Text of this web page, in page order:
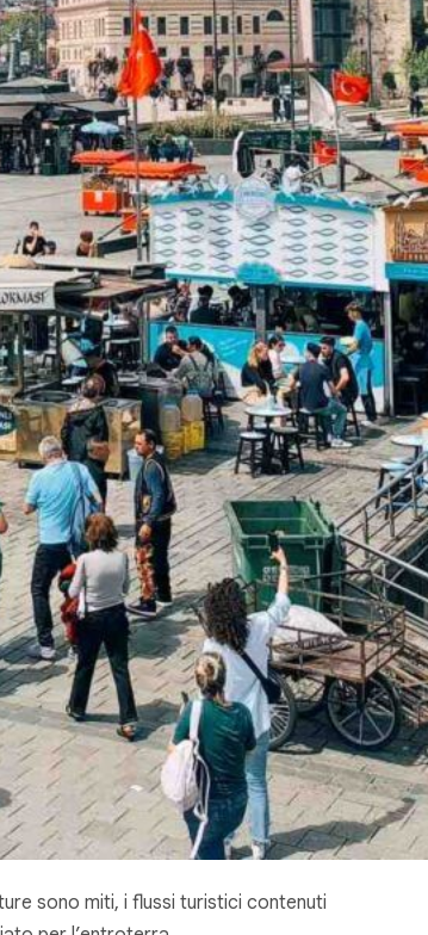
sono miti, i flussi turistici contenuti